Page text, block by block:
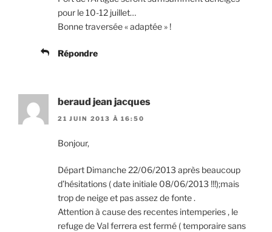
pour le 10-12 juillet…
Bonne traversée « adaptée » !
Répondre
beraud jean jacques
21 JUIN 2013 À 16:50
Bonjour,
Départ Dimanche 22/06/2013 après beaucoup
d’hésitations ( date initiale 08/06/2013 !!!);mais
trop de neige et pas assez de fonte .
Attention à cause des recentes intemperies , le
refuge de Val ferrera est fermé ( temporaire sans